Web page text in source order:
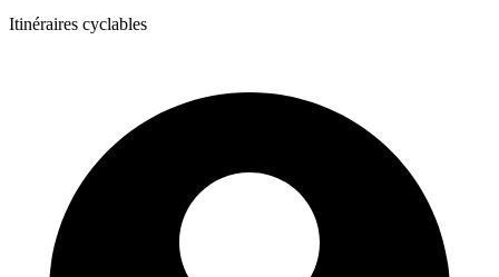
Itinéraires cyclables